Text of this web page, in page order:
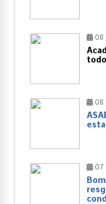
08
08
07